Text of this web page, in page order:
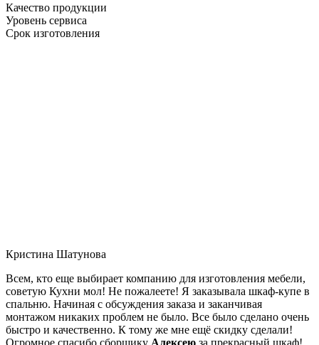
Качество продукции
Уровень сервиса
Срок изготовления
Кристина Шатунова
Всем, кто еще выбирает компанию для изготовления мебели,
советую Кухни мол! Не пожалеете! Я заказывала шкаф-купе в
спальню. Начиная с обсуждения заказа и заканчивая
монтажом никаких проблем не было. Все было сделано очень
быстро и качественно. К тому же мне ещё скидку сделали!
Огромное спасибо сборщику Алексею за прекрасный шкаф!